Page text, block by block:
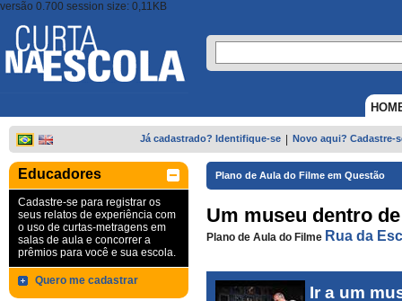
versão 0.700 session size: 0,11KB
Já cadastrado? Identifique-se Novo aqui? Cadastre-
Educadores
Cadastre-se para registrar os
seus relatos de experiência com
o uso de curtas-metragens em
salas de aula e concorrer a
prêmios para você e sua escola.
Quero me cadastrar
Plano de Aula do Filme em Questão
Um museu dentro
Plano de Aula do Filme Rua da
Ir a um